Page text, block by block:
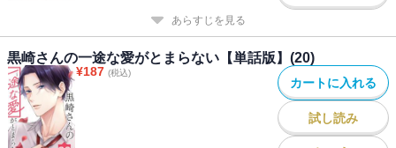
あらすじを見る
黒崎さんの一途な愛がとまらない【単話版】(20)
¥187 (税込)
カートに入れる
試し読み